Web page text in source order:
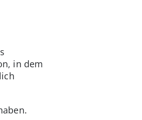
in dem